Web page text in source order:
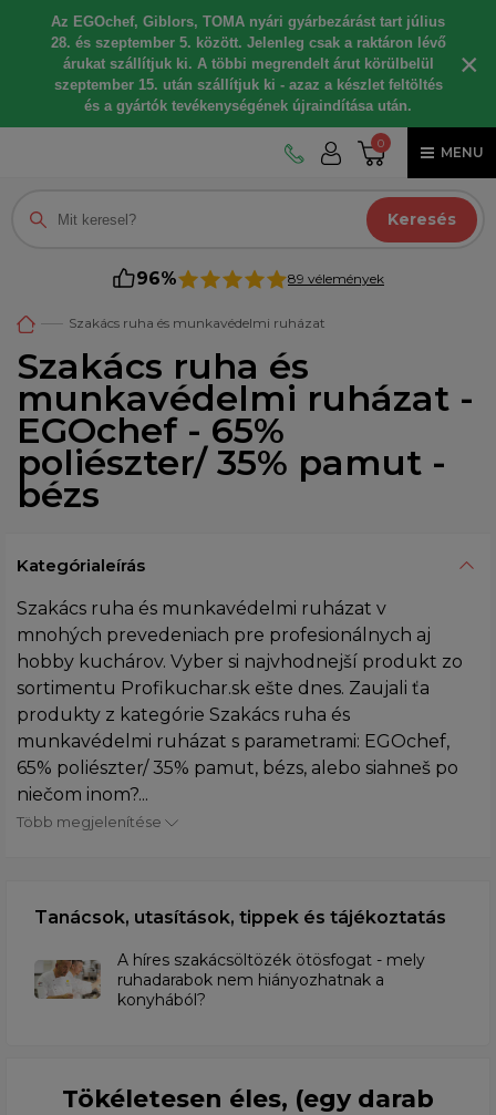
Az EGOchef, Giblors, TOMA nyári gyárbezárást tart július
28. és szeptember 5. között. Jelenleg csak a raktáron lévő
árukat szállítjuk ki. A többi megrendelt árut körülbelül
szeptember 15. után szállítjuk ki - azaz a készlet feltöltés
és a gyártók tevékenységének újraindítása után.
×
0
MENU
Keresés
96% 89 vélemények
Szakács ruha és munkavédelmi ruházat
Szakács ruha és
munkavédelmi ruházat -
EGOchef - 65%
poliészter/ 35% pamut -
bézs
Kategórialeírás
Szakács ruha és munkavédelmi ruházat v
mnohých prevedeniach pre profesionálnych aj
hobby kuchárov. Vyber si najvhodnejší produkt zo
sortimentu Profikuchar.sk ešte dnes. Zaujali ťa
produkty z kategórie Szakács ruha és
munkavédelmi ruházat s parametrami: EGOchef,
65% poliészter/ 35% pamut, bézs, alebo siahneš po
niečom inom?...
Több megjelenítése
Tanácsok, utasítások, tippek és tájékoztatás
A híres szakácsöltözék ötösfogat - mely
ruhadarabok nem hiányozhatnak a
konyhából?
Tökéletesen éles, (egy darab